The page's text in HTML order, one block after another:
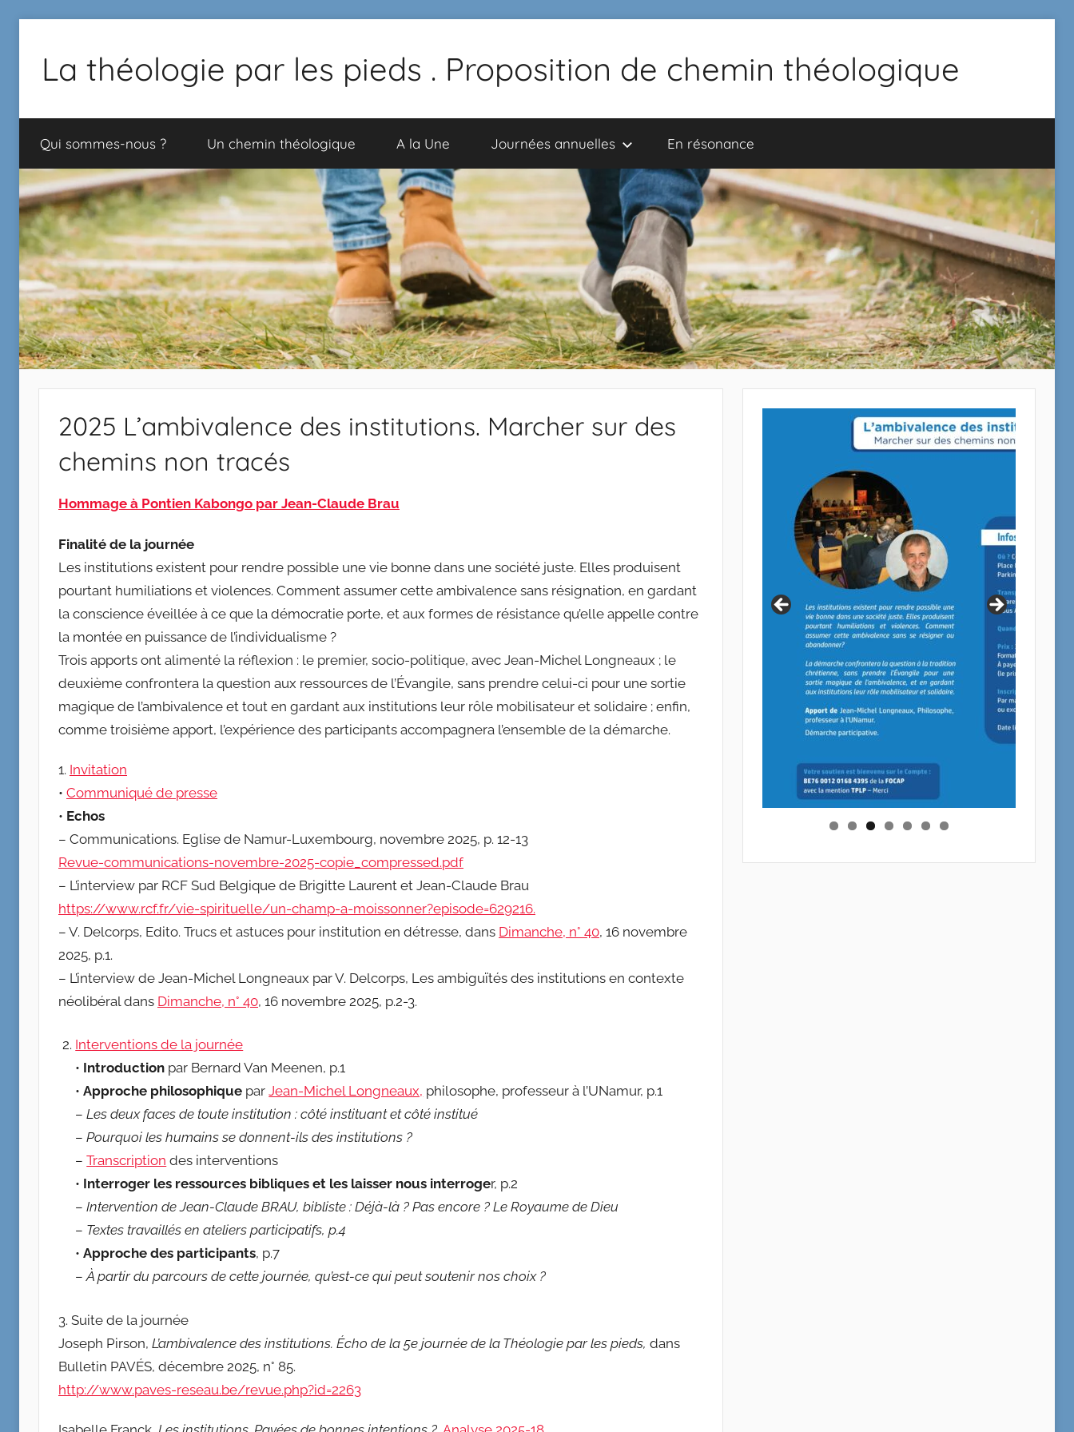
La théologie par les pieds . Proposition de chemin théologique
de
chemin
Qui sommes-nous ? Un chemin théologique A la Une Journées annuelles En résonance
2025 L’ambivalence des institutions. Marcher sur des
chemins non tracés
Hommage à Pontien Kabongo par Jean-Claude Brau
Finalité de la journée
Les institutions existent pour rendre possible une vie bonne dans une société juste. Elles produisent
pourtant humiliations et violences. Comment assumer cette ambivalence sans résignation, en gardant
la conscience éveillée à ce que la démocratie porte, et aux formes de résistance qu’elle appelle contre
la montée en puissance de l’individualisme ?
Trois apports ont alimenté la réflexion : le premier, socio-politique, avec Jean-Michel Longneaux ; le
deuxième confrontera la question aux ressources de l’Évangile, sans prendre celui-ci pour une sortie
magique de l’ambivalence et tout en gardant aux institutions leur rôle mobilisateur et solidaire ; enfin,
comme troisième apport, l’expérience des participants accompagnera l’ensemble de la démarche.
1. Invitation
• Communiqué de presse
• Echos
– Communications. Eglise de Namur-Luxembourg, novembre 2025, p. 12-13
Revue-communications-novembre-2025-copie_compressed.pdf
– L’interview par RCF Sud Belgique de Brigitte Laurent et Jean-Claude Brau
https://www.rcf.fr/vie-spirituelle/un-champ-a-moissonner?episode=629216.
– V. Delcorps, Edito. Trucs et astuces pour institution en détresse, dans Dimanche, n° 40, 16 novembre
2025, p.1.
– L’interview de Jean-Michel Longneaux par V. Delcorps, Les ambiguïtés des institutions en contexte
néolibéral dans Dimanche, n° 40, 16 novembre 2025, p.2-3.
Interventions de la journée
• Introduction par Bernard Van Meenen, p.1
•Approche philosophique parJean-Michel Longneaux, philosophe, professeur à l’UNamur, p.1
–Les deux faces de toute institution : côté instituant et côté institué
–Pourquoi les humains se donnent-ils des institutions ?
–Transcription des interventions
• Interroger les ressources bibliques et les laisser nous interroger, p.2
–Intervention de Jean-Claude BRAU, bibliste : Déjà-là ? Pas encore ? Le Royaume de Dieu
– Textes travaillés en ateliers participatifs, p.4
•Approche des participants, p.7
–À partir du parcours de cette journée, qu’est-ce qui peut soutenir nos choix ?
3. Suite de la journée
Joseph Pirson, L’ambivalence des institutions. Écho de la 5e journée de la Théologie par les pieds, dans
Bulletin PAVÉS, décembre 2025, n° 85.
http://www.paves-reseau.be/revue.php?id=2263